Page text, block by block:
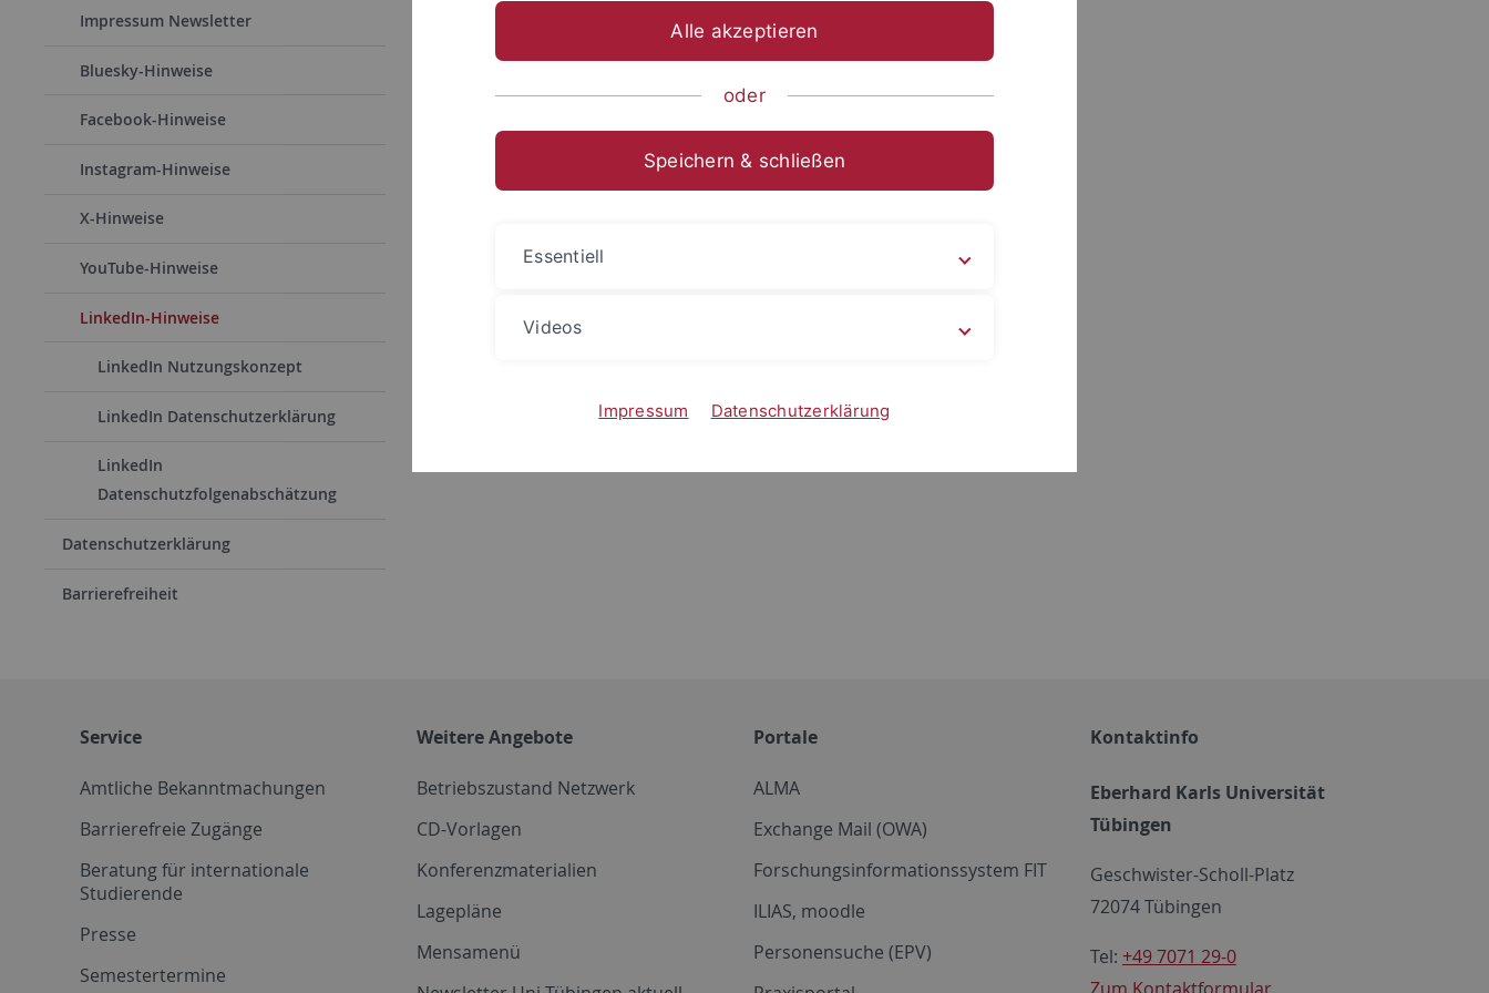
Impressum Newsletter
Bluesky-Hinweise
Facebook-Hinweise
Instagram-Hinweise
X-Hinweise
YouTube-Hinweise
LinkedIn-Hinweise
LinkedIn Nutzungskonzept
LinkedIn Datenschutzerklärung
LinkedIn
Datenschutzfolgenabschätzung
Datenschutzerklärung
Barrierefreiheit
Abschätzung der Folgen der LinkedIn-Nutzung
Service
Amtliche Bekanntmachungen
Barrierefreie Zugänge
Beratung für internationale
Studierende
Presse
Semestertermine
Weitere Angebote
Betriebszustand Netzwerk
CD-Vorlagen
Konferenzmaterialien
Lagepläne
Mensamenü
Portale
ALMA
Exchange Mail (OWA)
Forschungsinformationssystem FIT
ILIAS, moodle
Personensuche (EPV)
Kontaktinfo
Eberhard Karls Universität
Tübingen
Geschwister-Scholl-Platz
72074 Tübingen
Tel: +49 7071 29-0
Alle akzeptieren
oder
Speichern & schließen
Essentiell
Videos
Impressum Datenschutzerklärung